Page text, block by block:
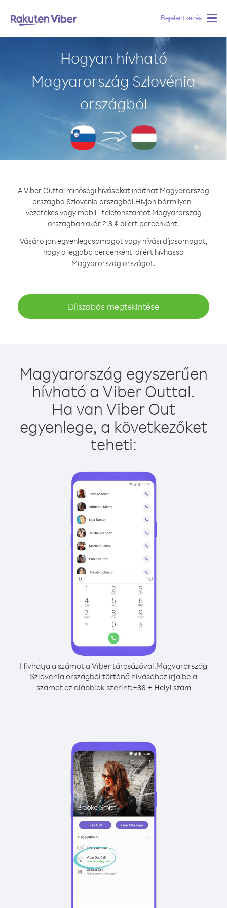
Bejelentkezés
Hogyan hívható
Magyarország Szlovénia
országból
A Viber Outtal minőségi hívásokat indíthat Magyarország
országba Szlovénia országból.Hívjon bármilyen -
vezetékes vagy mobil - telefonszámot Magyarország
országban akár 2.3 ¢ díjért percenként.
Vásároljon egyenlegcsomagot vagy hívási díjcsomagot,
hogy a legjobb percenkénti díjért hívhassa
Magyarország országot.
Díjszabás megtekintése
Magyarország egyszerűen
hívható a Viber Outtal.
Ha van Viber Out
egyenlege, a következőket
teheti:
Hívhatja a számot a Viber tárcsázóval.Magyarország
Szlovénia országból történő hívásához írja be a
számot az alábbiak szerint:+36 + Helyi szám